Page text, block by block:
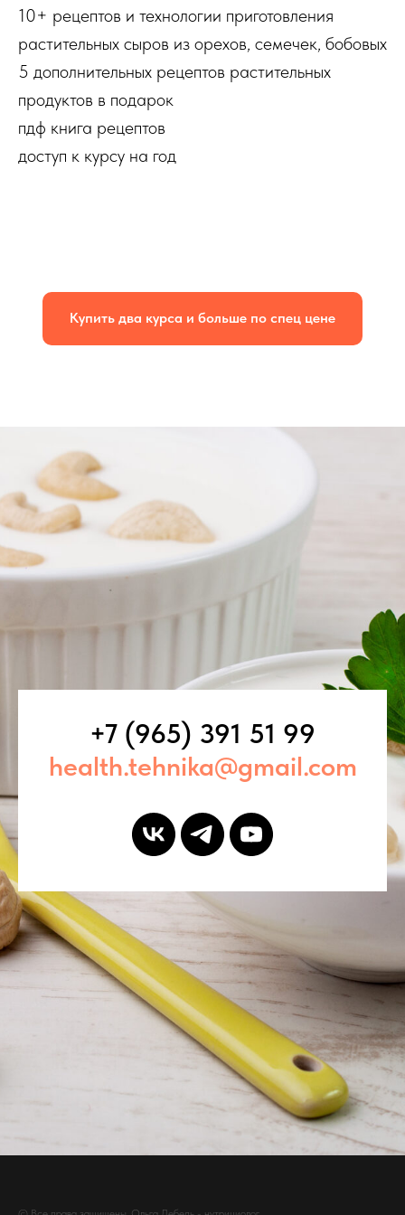
10+ рецептов и технологии приготовления
растительных сыров из орехов, семечек, бобовых
5 дополнительных рецептов растительных
продуктов в подарок
пдф книга рецептов
доступ к курсу на год
Купить два курса и больше по спец цене
+7 (965) 391 51 99
health.tehnika@gmail.com